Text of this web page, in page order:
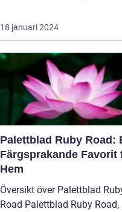
18 januari 2024
Palettblad Ruby Road:
Färgsprakande Favorit
Hem
Översikt över Palettblad
Road Palettblad Ruby Road, med